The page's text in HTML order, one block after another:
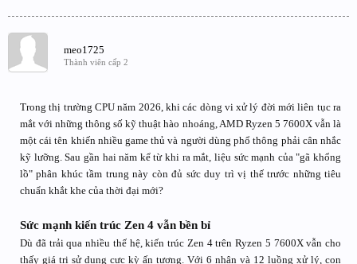
meo1725
Thành viên cấp 2
Trong thị trường CPU năm 2026, khi các dòng vi xử lý đời mới liên tục ra
mắt với những thông số kỹ thuật hào nhoáng, AMD Ryzen 5 7600X vẫn là
một cái tên khiến nhiều game thủ và người dùng phổ thông phải cân nhắc
kỹ lưỡng. Sau gần hai năm kể từ khi ra mắt, liệu sức mạnh của "gã khổng
lồ" phân khúc tầm trung này còn đủ sức duy trì vị thế trước những tiêu
chuẩn khắt khe của thời đại mới?
Sức mạnh kiến trúc Zen 4 vẫn bền bỉ
Dù đã trải qua nhiều thế hệ, kiến trúc Zen 4 trên Ryzen 5 7600X vẫn cho
thấy giá trị sử dụng cực kỳ ấn tượng. Với 6 nhân và 12 luồng xử lý, con